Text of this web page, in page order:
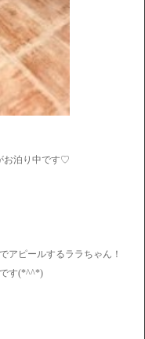
お泊り中です♡
アピールするララちゃん！
す(*^^*)